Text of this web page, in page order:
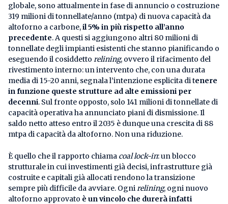
globale, sono attualmente in fase di annuncio o costruzione
319 milioni di tonnellate/anno (mtpa) di nuova capacità da
altoforno a carbone,il 5% in più rispetto all’anno
precedente. A questi si aggiungono altri 80 milioni di
tonnellate degli impianti esistenti che stanno pianificando o
eseguendo il cosiddetto relining, ovvero il rifacimento del
rivestimento interno: un intervento che, con una durata
media di 15-20 anni, segnala l’intenzione esplicita di tenere
in funzione queste strutture ad alte emissioni per
decenni. Sul fronte opposto, solo 141 milioni di tonnellate di
capacità operativa ha annunciato piani di dismissione. Il
saldo netto atteso entro il 2035 è dunque una crescita di 88
mtpa di capacità da altoforno. Non una riduzione.
È quello che il rapporto chiama coal lock-in: un blocco
strutturale in cui investimenti già decisi, infrastrutture già
costruite e capitali già allocati rendono la transizione
sempre più difficile da avviare. Ognirelining, ogni nuovo
altoforno approvato è un vincolo che durerà infatti